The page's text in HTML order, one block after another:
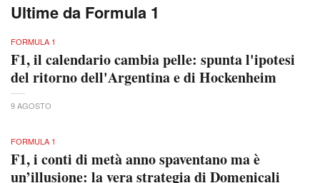
Ultime da Formula 1
FORMULA 1
F1, il calendario cambia pelle: spunta l'ipotesi
del ritorno dell'Argentina e di Hockenheim
9 AGOSTO
FORMULA 1
F1, i conti di metà anno spaventano ma è
un’illusione: la vera strategia di Domenicali